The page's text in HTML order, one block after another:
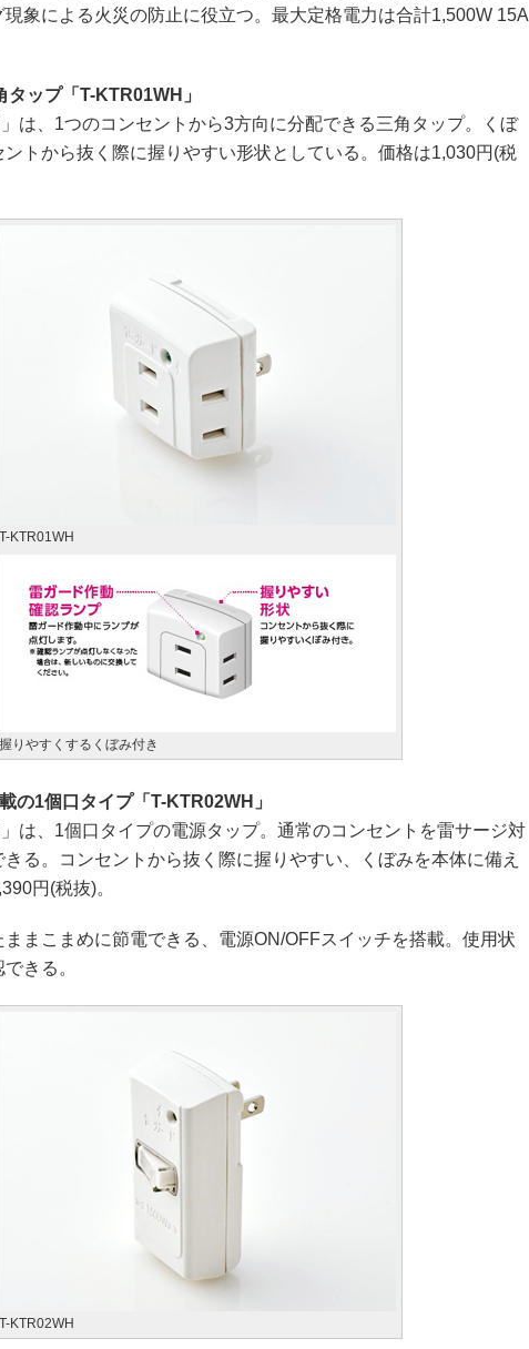
現象による火災の防止に役立つ。最大定格電力は合計1,500W 15A
ップ「T-KTR01WH」
は、1つのコンセントから3方向に分配できる三角タップ。くぼ
トから抜く際に握りやすい形状としている。価格は1,030円(税
T-KTR01WH
握りやすくするくぼみ付き
の1個口タイプ「T-KTR02WH」
は、1個口タイプの電源タップ。通常のコンセントを雷サージ対
る。コンセントから抜く際に握りやすい、くぼみを本体に備え
円(税抜)。
まこまめに節電できる、電源ON/OFFスイッチを搭載。使用状
きる。
T-KTR02WH